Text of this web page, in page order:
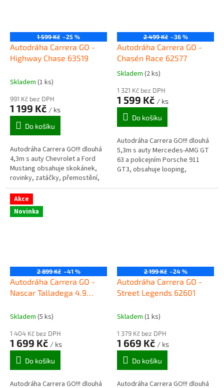
1 599 Kč –25 %
Autodráha Carrera GO -
Highway Chase 63519
Skladem (1 ks)
991 Kč bez DPH
1 199 Kč / ks
Do košíku
Autodráha Carrera GO!!! dlouhá
4,3m s auty Chevrolet a Ford
Mustang obsahuje skokánek,
rovinky, zatáčky, přemostění,
napájecí díl na baterie a další
díly. Autodráha je...
2 499 Kč –36 %
Autodráha Carrera GO -
Chase´n Race 62577
Průměrné
produktu
je
5,0
hvězdiček.
Skladem (2 ks)
1 321 Kč bez DPH
1 599 Kč / ks
Do košíku
Autodráha Carrera GO!!! dlouhá
5,3m s auty Mercedes-AMG GT
63 a policejním Porsche 911
GT3, obsahuje looping,
kolmou stěnu, díl s...
Akce
Novinka
2 899 Kč –41 %
Autodráha Carrera GO -
Nascar Talladega 4.9
Skladem (5 ks)
1 404 Kč bez DPH
1 699 Kč / ks
Do košíku
Autodráha Carrera GO!!! dlouhá
2 199 Kč –24 %
Autodráha Carrera GO -
Street Legends 62601
Skladem (1 ks)
1 379 Kč bez DPH
1 669 Kč / ks
Do košíku
Autodráha Carrera GO!!! dlouhá